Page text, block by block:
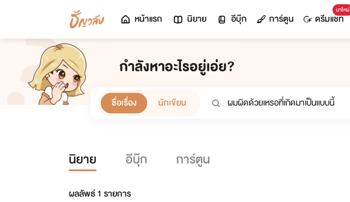
หน้าแรก นิยาย อีบุ๊ก การ์ตูน
มาใหม่
ดรีมแชท
กำลังหาอะไรอยู่เอ่ย?
ชื่อเรื่อง นักเขียน
นิยาย อีบุ๊ก การ์ตูน
ผลลัพธ์1 รายการ